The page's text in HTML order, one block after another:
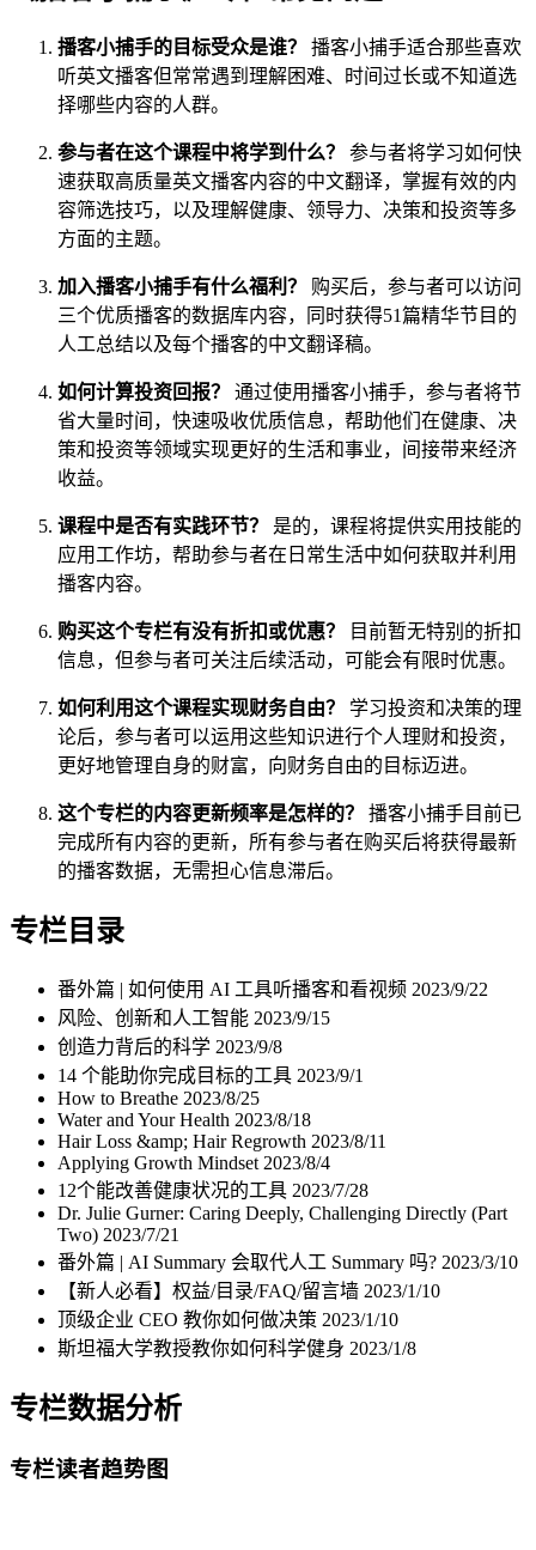
播客小捕手的目标受众是谁？
播客小捕手适合那些喜欢
听英文播客但常常遇到理解困难、时间过长或不知道选
择哪些内容的人群。
参与者在这个课程中将学到什么？
参与者将学习如何快
速获取高质量英文播客内容的中文翻译，掌握有效的内
容筛选技巧，以及理解健康、领导力、决策和投资等多
方面的主题。
加入播客小捕手有什么福利？
购买后，参与者可以访问
三个优质播客的数据库内容，同时获得51篇精华节目的
人工总结以及每个播客的中文翻译稿。
如何计算投资回报？
通过使用播客小捕手，参与者将节
省大量时间，快速吸收优质信息，帮助他们在健康、决
策和投资等领域实现更好的生活和事业，间接带来经济
收益。
课程中是否有实践环节？
是的，课程将提供实用技能的
应用工作坊，帮助参与者在日常生活中如何获取并利用
播客内容。
购买这个专栏有没有折扣或优惠？
目前暂无特别的折扣
信息，但参与者可关注后续活动，可能会有限时优惠。
如何利用这个课程实现财务自由？
学习投资和决策的理
论后，参与者可以运用这些知识进行个人理财和投资，
更好地管理自身的财富，向财务自由的目标迈进。
这个专栏的内容更新频率是怎样的？
播客小捕手目前已
完成所有内容的更新，所有参与者在购买后将获得最新
的播客数据，无需担心信息滞后。
专栏目录
番外篇 | 如何使用 AI 工具听播客和看视频 2023/9/22
风险、创新和人工智能 2023/9/15
创造力背后的科学 2023/9/8
14 个能助你完成目标的工具 2023/9/1
How to Breathe 2023/8/25
Water and Your Health 2023/8/18
Hair Loss &amp; Hair Regrowth 2023/8/11
Applying Growth Mindset 2023/8/4
12个能改善健康状况的工具 2023/7/28
Dr. Julie Gurner: Caring Deeply, Challenging Directly (Part
Two) 2023/7/21
番外篇 | AI Summary 会取代人工 Summary 吗? 2023/3/10
【新人必看】权益/目录/FAQ/留言墙 2023/1/10
顶级企业 CEO 教你如何做决策 2023/1/10
斯坦福大学教授教你如何科学健身 2023/1/8
专栏数据分析
专栏读者趋势图